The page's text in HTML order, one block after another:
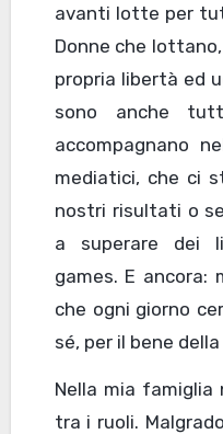
avanti lotte per
Donne che
propria libertà ed
sono anche
accompagnano
mediatici, che ci
nostri risultati o
a superare dei
games. E ancora:
che ogni giorno
sé, per il bene
Nella mia famiglia
tra i ruoli.